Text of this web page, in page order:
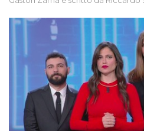
racconta l'universo delle narrazioni
globali e del complottismo che
social network, talk show, piazze